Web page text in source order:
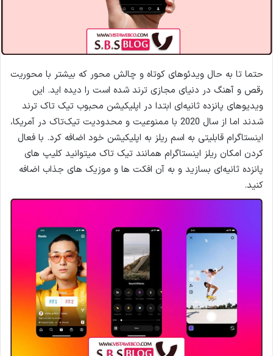
حتما تا به حال ویدئوهای کوتاه و چالش محور که بیشتر با محوریت
رقص و آهنگ در دنیای مجازی ترند شده است را دیده اید. این
ویدیوهای پانزده ثانیه‌ای ابتدا در اپلیکیشن محبوب تیک تاک ترند
شدند اما از سال 2020 با ممنوعیت و محدودیت تیک‌تاک در آمریکا،
اینستاگرام قابلیتی به اسم ریلز به اپلیکیشن خود اضافه کرد. با فعال
کردن امکان ریلز اینستاگرام همانند تیک تاک میتوانید کلیپ های
پانزده ثانیه‌ای بسازید و به آن افکت‌ ها و موزیک های جذاب اضافه
کنید.